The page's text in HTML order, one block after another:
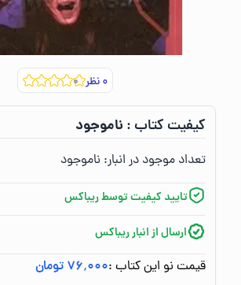
۰نظر
کیفیت کتاب :‌ ناموجود
تعداد موجود در انبار:‌ ناموجود
تایید کیفیت توسط ریباکس
ارسال از انبار ریباکس
قیمت نو این کتاب :۷۶٬۰۰۰ تومان